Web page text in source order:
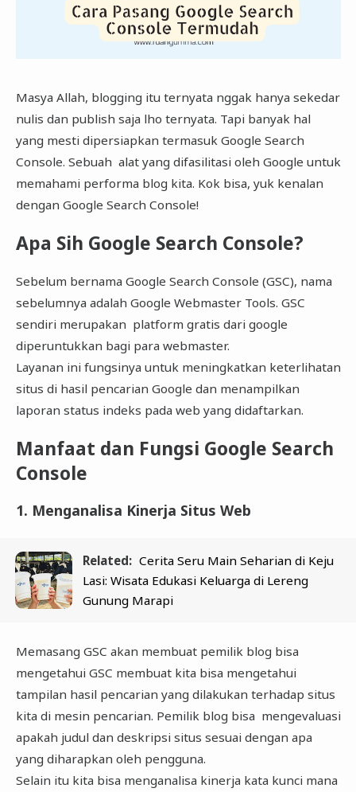
Masya Allah, blogging itu ternyata nggak hanya sekedar
nulis dan publish saja lho ternyata. Tapi banyak hal
yang mesti dipersiapkan termasuk Google Search
Console. Sebuah alat yang difasilitasi oleh Google untuk
memahami performa blog kita. Kok bisa, yuk kenalan
dengan Google Search Console!
Apa Sih Google Search Console?
Sebelum bernama Google Search Console (GSC), nama
sebelumnya adalah Google Webmaster Tools. GSC
sendiri merupakan platform gratis dari google
diperuntukkan bagi para webmaster.
Layanan ini fungsinya untuk meningkatkan keterlihatan
situs di hasil pencarian Google dan menampilkan
laporan status indeks pada web yang didaftarkan.
Manfaat dan Fungsi Google Search
Console
1. Menganalisa Kinerja Situs Web
Related: Cerita Seru Main Seharian di Keju
Lasi: Wisata Edukasi Keluarga di Lereng
Gunung Marapi
Memasang GSC akan membuat pemilik blog bisa
mengetahui GSC membuat kita bisa mengetahui
tampilan hasil pencarian yang dilakukan terhadap situs
kita di mesin pencarian. Pemilik blog bisa mengevaluasi
apakah judul dan deskripsi situs sesuai dengan apa
yang diharapkan oleh pengguna.
Selain itu kita bisa menganalisa kinerja kata kunci mana